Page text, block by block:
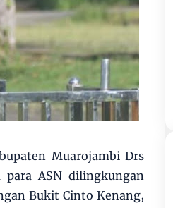
Muarojambi Drs
para ASN dilingkungan
Bukit Cinto Kenang,